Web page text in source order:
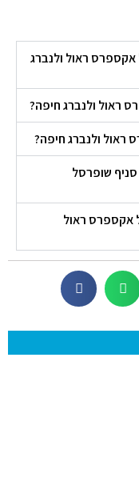
ראול ולנברג
ראול ולנברג חיפה?
ראול ולנברג חיפה?
שופרסל
אקספרס ראול